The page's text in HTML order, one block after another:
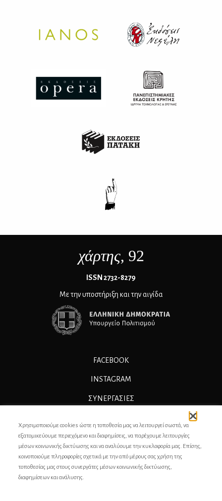
χάρτης, 92
ΙSSN 2732-8279
Με την υποστήριξη και την αιγίδα
FACEBOOK
INSTAGRAM
ΣΥΝΕΡΓΑΣΊΕΣ
ΕΠΙΚΟΙΝΩΝΙΑ
ΣΥΝΤΕΛΕΣΤΕΣ
Χρησιμοποιούμε cookies ώστε η τοποθεσία μας να λειτουργεί σωστά, να
εξατομικεύουμε περιεχόμενο και διαφημίσεις, να παρέχουμε λειτουργίες
μέσων κοινωνικής δικτύωσης και να αναλύουμε την κυκλοφορία μας. Επίσης,
κοινοποιούμε πληροφορίες σχετικά με την από μέρους σας χρήση της
τοποθεσίας μας στους συνεργάτες μέσων κοινωνικής δικτύωσης,
διαφημίσεων και ανάλυσης.